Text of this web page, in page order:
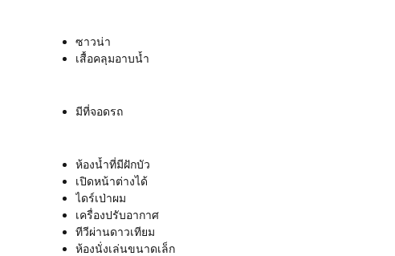
ซาวน่า
เสื้อคลุมอาบน้ำ
มีที่จอดรถ
ห้องน้ำที่มีฝักบัว
เปิดหน้าต่างได้
ไดร์เป่าผม
เครื่องปรับอากาศ
ทีวีผ่านดาวเทียม
ห้องนั่งเล่นขนาดเล็ก